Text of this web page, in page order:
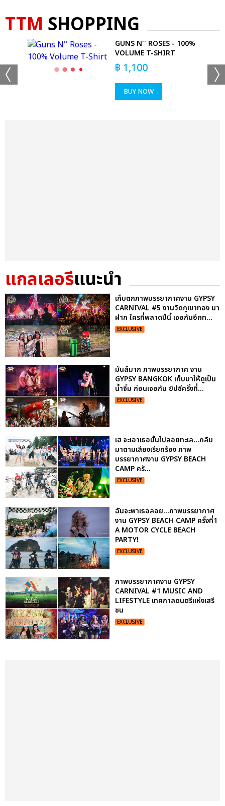
TTM SHOPPING
GUNS N'' ROSES - 100%
VOLUME T-SHIRT
฿ 1,100
BUY NOW
แกลเลอรีแนะนำ
เก็บตกภาพบรรยากาศงาน GYPSY
CARNIVAL #5 งานวัดภูเขาทอง มา
ฝาก ใครที่พลาดปีนี้ เจอกันอีกท...
EXCLUSIVE
มันส์มาก ภาพบรรยากาศ งาน
GYPSY BANGKOK เก็บมาให้ดูเป็น
น้ำจิ้ม ก่อนเจอกัน ยิปซีครั้งที่...
EXCLUSIVE
เฮ จะเอาเธอนั้นไปลอยทะเล...กลับ
มาตามเสียงเรียกร้อง ภาพ
บรรยากาศงาน GYPSY BEACH
CAMP ครั...
EXCLUSIVE
ฉันจะพาเธอลอย...ภาพบรรยากาศ
งาน GYPSY BEACH CAMP ครั้งที่1
A MOTOR CYCLE BEACH
PARTY!
EXCLUSIVE
ภาพบรรยากาศงาน GYPSY
CARNIVAL #1 MUSIC AND
LIFESTYLE เทศกาลดนตรีแห่งเสรี
ชน
EXCLUSIVE